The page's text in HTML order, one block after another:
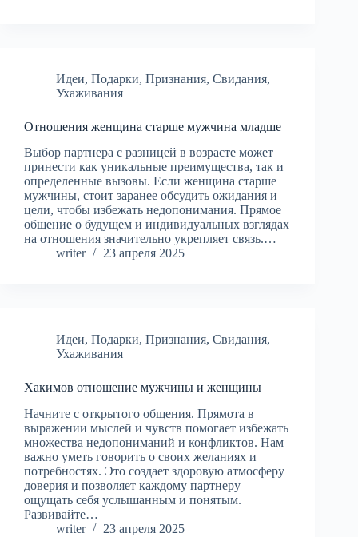
Идеи, Подарки, Признания, Свидания,
Ухаживания
Отношения женщина старше мужчина младше
Выбор партнера с разницей в возрасте может
принести как уникальные преимущества, так и
определенные вызовы. Если женщина старше
мужчины, стоит заранее обсудить ожидания и
цели, чтобы избежать недопонимания. Прямое
общение о будущем и индивидуальных взглядах
на отношения значительно укрепляет связь.…
writer
23 апреля 2025
Идеи, Подарки, Признания, Свидания,
Ухаживания
Хакимов отношение мужчины и женщины
Начните с открытого общения. Прямота в
выражении мыслей и чувств помогает избежать
множества недопониманий и конфликтов. Нам
важно уметь говорить о своих желаниях и
потребностях. Это создает здоровую атмосферу
доверия и позволяет каждому партнеру
ощущать себя услышанным и понятым.
Развивайте…
writer
23 апреля 2025